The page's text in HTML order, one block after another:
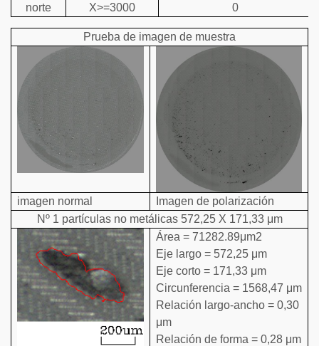
norte
X>=3000 0
Prueba de imagen de muestra
imagen normal
Imagen de polarización
Nº 1 partículas no metálicas 572,25 X 171,33 μm
Área = 71282.89μm2
Eje largo = 572,25 μm
Eje corto = 171,33 μm
Circunferencia = 1568,47 μm
Relación largo-ancho = 0,30
μm
Relación de forma = 0,28 μm